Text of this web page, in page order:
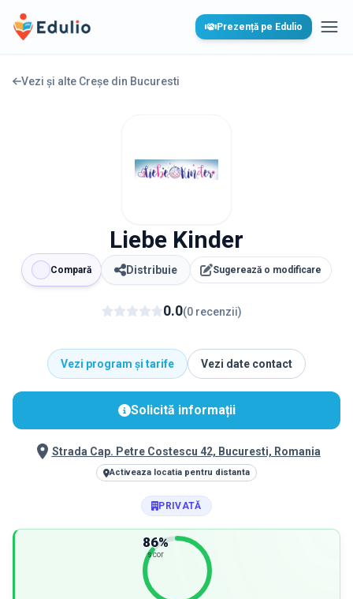
Edulio Prezență pe Edulio
Vezi și alte Creșe din Bucuresti
Liebe Kinder
Compară Distribuie Sugerează o modificare
0.0(0 recenzii)
Vezi program și tarife Vezi date contact
Solicită informații
Strada Cap. Petre Costescu 42, Bucuresti, Romania
Activeaza locatia pentru distanta
PRIVATĂ
86%
scor